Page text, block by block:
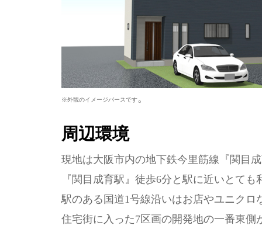
※外観のイメージパースです。
周辺環境
現地は大阪市内の地下鉄今里筋線『関目
『関目成育駅』徒歩6分と駅に近いとて
駅のある国道1号線沿いはお店やユニク
住宅街に入った7区画の開発地の一番東側